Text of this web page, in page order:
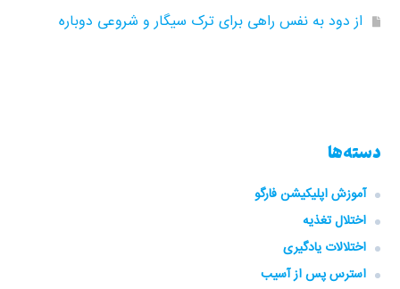
از دود به نفس راهی برای ترک سیگار و شروعی دوباره
دسته‌ها
آموزش اپلیکیشن فارگو
اختلال تغذیه
اختلالات یادگیری
استرس پس از آسیب